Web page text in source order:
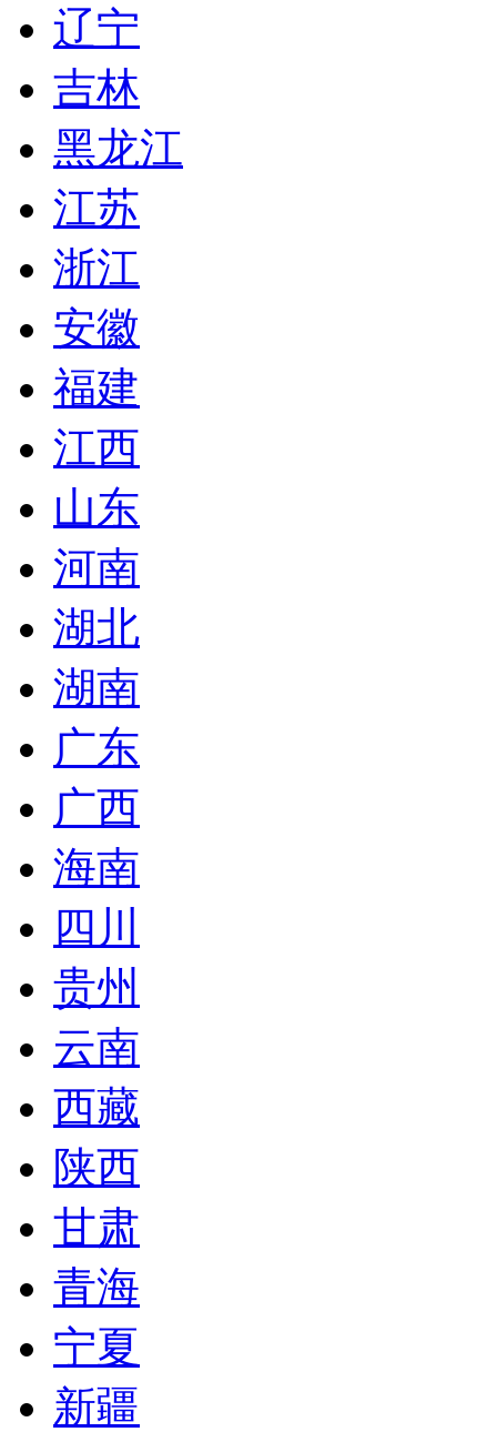
辽宁
吉林
黑龙江
江苏
浙江
安徽
福建
江西
山东
河南
湖北
湖南
广东
广西
海南
四川
贵州
云南
西藏
陕西
甘肃
青海
宁夏
新疆